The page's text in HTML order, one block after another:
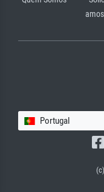
Portugal